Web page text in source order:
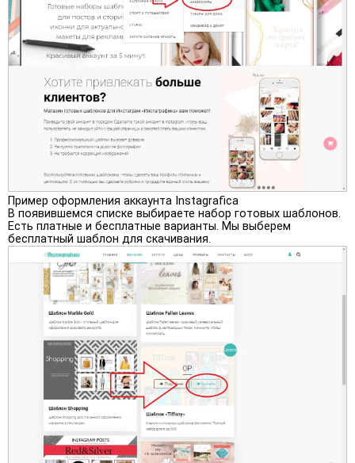
Пример оформления аккаунта Instagrafica
В появившемся списке выбираете набор готовых шаблонов.
Есть платные и бесплатные варианты. Мы выберем
бесплатный шаблон для скачивания.